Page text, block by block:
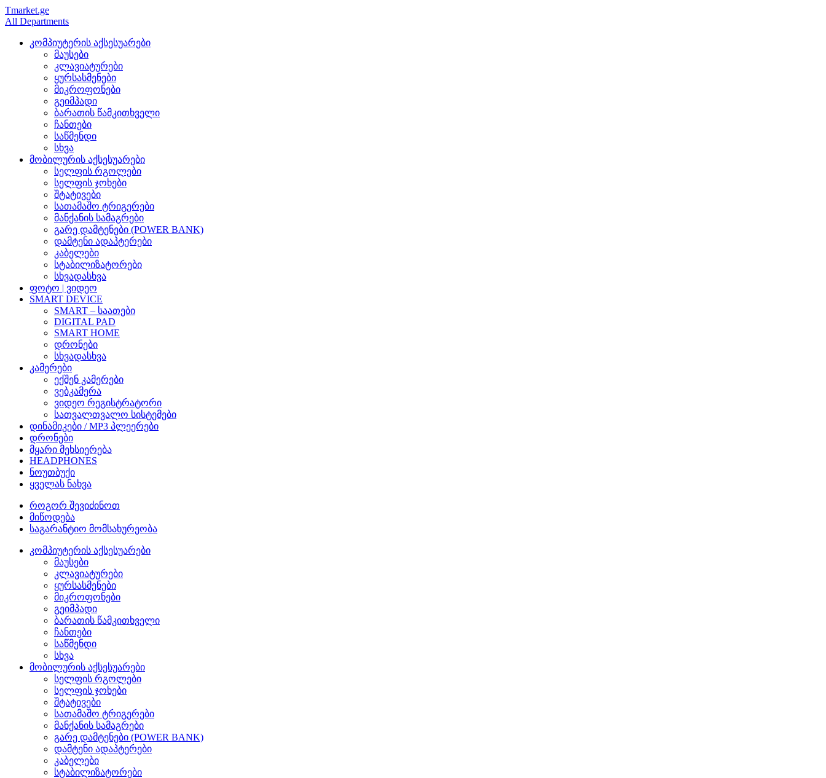
Tmarket.ge
All Departments
კომპიუტერის აქსესუარები
მაუსები
კლავიატურები
ყურსასმენები
მიკროფონები
გეიმპადი
ბარათის წამკითხველი
ჩანთები
საწმენდი
სხვა
მობილურის აქსესუარები
სელფის რგოლები
სელფის ჯოხები
შტატივები
სათამაშო ტრიგერები
მანქანის სამაგრები
გარე დამტენები (POWER BANK)
დამტენი ადაპტერები
კაბელები
სტაბილიზატორები
სხვადასხვა
ფოტო | ვიდეო
SMART DEVICE
SMART – საათები
DIGITAL PAD
SMART HOME
დრონები
სხვადასხვა
კამერები
ექშენ კამერები
ვებკამერა
ვიდეო რეგისტრატორი
სათვალთვალო სისტემები
დინამიკები / MP3 პლეერები
დრონები
მყარი მეხსიერება
HEADPHONES
ნოუთბუქი
ყველას ნახვა
როგორ შევიძინოთ
მიწოდება
საგარანტიო მომსახურეობა
კომპიუტერის აქსესუარები
მაუსები
კლავიატურები
ყურსასმენები
მიკროფონები
გეიმპადი
ბარათის წამკითხველი
ჩანთები
საწმენდი
სხვა
მობილურის აქსესუარები
სელფის რგოლები
სელფის ჯოხები
შტატივები
სათამაშო ტრიგერები
მანქანის სამაგრები
გარე დამტენები (POWER BANK)
დამტენი ადაპტერები
კაბელები
სტაბილიზატორები